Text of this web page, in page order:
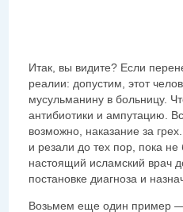
Итак, вы видите? Если
реалии: допустим, этот
мусульманину в больницу.
антибиотики и ампутацию.
возможно, наказание за
и резали до тех пор, пока
настоящий исламский врач
постановке диагноза и
Возьмем еще один пример